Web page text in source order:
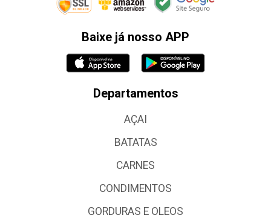
Baixe já nosso APP
Departamentos
AÇAI
BATATAS
CARNES
CONDIMENTOS
GORDURAS E OLEOS